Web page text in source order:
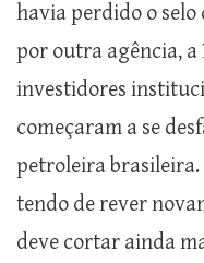
havia perdido o
por outra agência, a
investidores
começaram a se
petroleira brasileira.
tendo de rever
deve cortar ainda